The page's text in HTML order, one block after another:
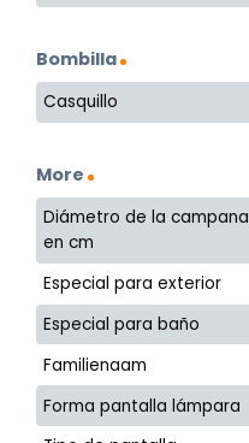
Bombilla
Casquillo
More
Diámetro de la campana
en cm
Especial para exterior
Especial para baño
Familienaam
Forma pantalla lámpara